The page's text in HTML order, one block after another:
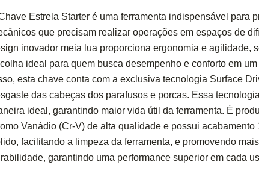
Estrela Starter é uma ferramenta indispensável para
que precisam realizar operações em espaços de
inovador meia lua proporciona ergonomia e agilidade,
ideal para quem busca desempenho e conforto em
esta chave conta com a exclusiva tecnologia Surface
das cabeças dos parafusos e porcas. Essa
ideal, garantindo maior vida útil da ferramenta. É
Vanádio (Cr-V) de alta qualidade e possui acabamento
facilitando a limpeza da ferramenta, e promovendo
garantindo uma performance superior em cada